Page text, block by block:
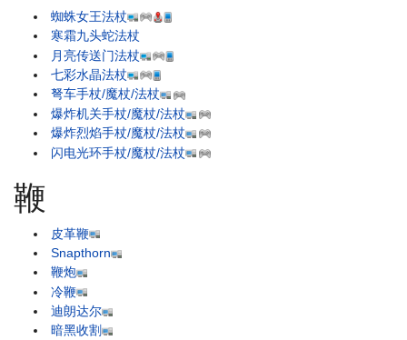
蜘蛛女王法杖
寒霜九头蛇法杖
月亮传送门法杖
七彩水晶法杖
弩车手杖/魔杖/法杖
爆炸机关手杖/魔杖/法杖
爆炸烈焰手杖/魔杖/法杖
闪电光环手杖/魔杖/法杖
鞭
皮革鞭
Snapthorn
鞭炮
冷鞭
迪朗达尔
暗黑收割